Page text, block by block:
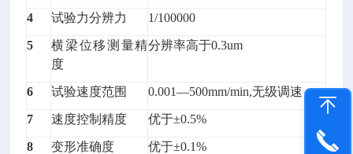
4 试验力分辨力 1/100000
5
横梁位移测量精
度
分辨率高于0.3um
6 试验速度范围 0.001—500mm/min,无级调速
7 速度控制精度 优于±0.5%
8 变形准确度 优于±0.1%